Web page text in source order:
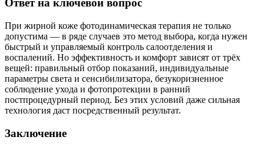
Ответ на ключевой вопрос
При жирной коже фотодинамическая терапия не только
допустима — в ряде случаев это метод выбора, когда нужен
быстрый и управляемый контроль салоотделения и
воспалений. Но эффективность и комфорт зависят от трёх
вещей: правильный отбор показаний, индивидуальные
параметры света и сенсибилизатора, безукоризненное
соблюдение ухода и фотопротекции в ранний
постпроцедурный период. Без этих условий даже сильная
технология даст посредственный результат.
Заключение